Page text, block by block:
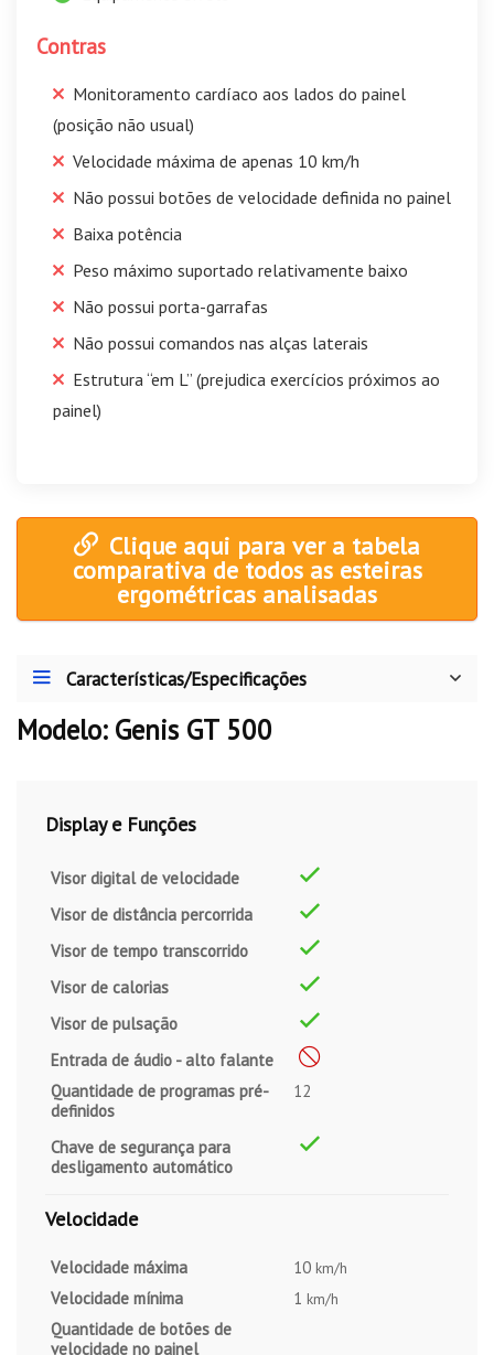
Contras
Monitoramento cardíaco aos lados do painel
(posição não usual)
Velocidade máxima de apenas 10 km/h
Não possui botões de velocidade definida no painel
Baixa potência
Peso máximo suportado relativamente baixo
Não possui porta-garrafas
Não possui comandos nas alças laterais
Estrutura “em L” (prejudica exercícios próximos ao
painel)
Clique aqui para ver a tabela
comparativa de todos as esteiras
ergométricas analisadas
Características/Especificações
Modelo: Genis GT 500
Display e Funções
Visor digital de velocidade
Visor de distância percorrida
Visor de tempo transcorrido
Visor de calorias
Visor de pulsação
Entrada de áudio - alto falante
Quantidade de programas pré-
definidos
12
Chave de segurança para
desligamento automático
Velocidade
Velocidade máxima 10 km/h
Velocidade mínima 1 km/h
Quantidade de botões de
velocidade no painel